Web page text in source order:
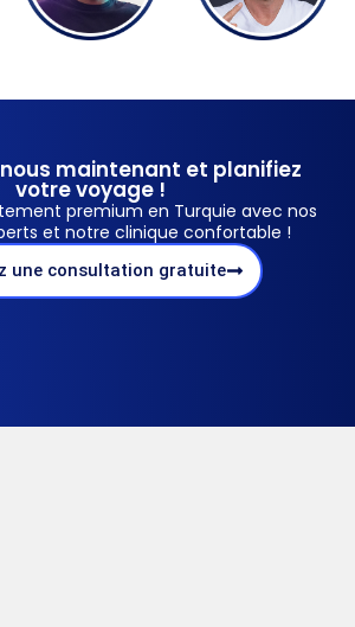
maintenant et planifiez
votre voyage !
premium en Turquie avec nos
et notre clinique confortable !
une consultation gratuite